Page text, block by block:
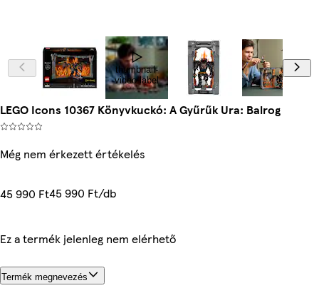
thumbnail-
video-label
LEGO Icons 10367 Könyvkuckó: A Gyűrűk Ura: Balrog
Még nem érkezett értékelés
45 990 Ft45 990 Ft/db
Ez a termék jelenleg nem elérhető
Termék megnevezés